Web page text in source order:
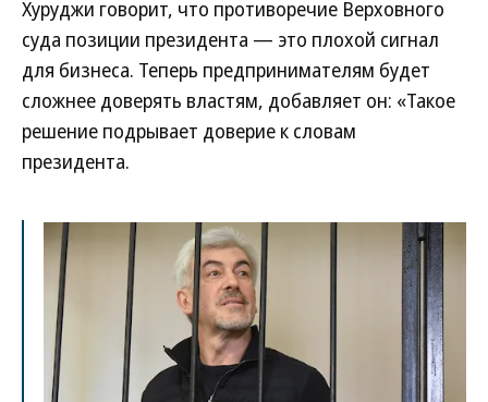
Хуруджи говорит, что противоречие Верховного
суда позиции президента — это плохой сигнал
для бизнеса. Теперь предпринимателям будет
сложнее доверять властям, добавляет он: «Такое
решение подрывает доверие к словам
президента.